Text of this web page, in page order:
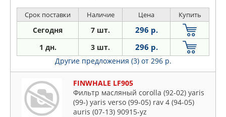
MR2 84-90
Срок поставки Наличие Цена Купить
Сегодня 7 шт. 296 р.
1 дн. 3 шт. 296 р.
Другие предложения (3) от 296 р.
FINWHALE LF905
Фильтр масляный corolla (92-02) yaris
(99-) yaris verso (99-05) rav 4 (94-05)
auris (07-13) 90915-yz